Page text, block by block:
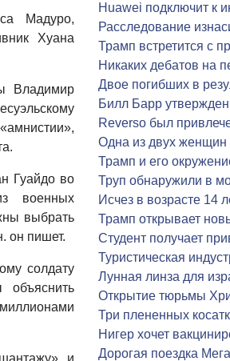
Мадуро,
Хуана
Владимир
Гуайдо во
военных
выбрать
он пишет.
солдату
объяснить
и
Huawei подключит к
Расследование
Трамп встретится с
Никаких дебатов на
Двое погибших в
Билл Барр
Reverso был
Одна из двух женщин
Трамп и его
Труп обнаружили в
Исчез в возрасте 14
Трамп открывает
Студент получает
Туристическая
Лунная линза для
Открытие тюрьмы
Три плененных
Нигер хочет
Дорогая поездка